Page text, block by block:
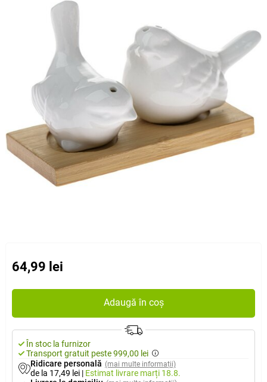
64,99 lei
Adaugă în coș
În stoc la furnizor
Transport gratuit peste 999,00 lei
Ridicare personală (mai multe informații)
de la 17,49 lei | Estimat livrare marți 18.8.